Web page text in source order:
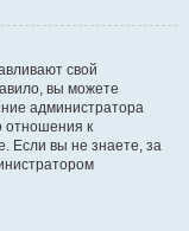
свой
вы можете
администратора
отношения к
Если вы не знаете, за